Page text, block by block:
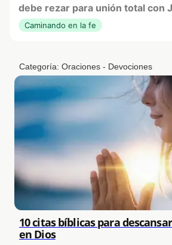
debe rezar para unión total con
Caminando en la fe
Categoría: Oraciones - Devociones
10 citas bíblicas para
en Dios